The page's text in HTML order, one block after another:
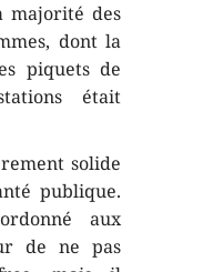
majorité des
dont la
piquets de
était
solide
publique.
aux
de ne pas